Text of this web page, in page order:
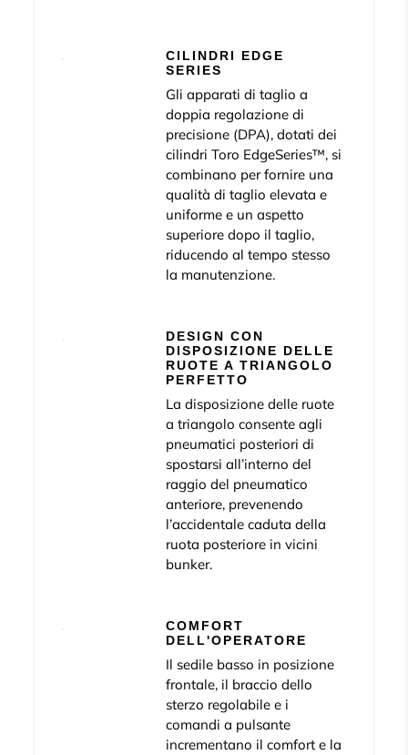
CILINDRI EDGE
SERIES
Gli apparati di taglio a
doppia regolazione di
precisione (DPA), dotati dei
cilindri Toro EdgeSeries™, si
combinano per fornire una
qualità di taglio elevata e
uniforme e un aspetto
superiore dopo il taglio,
riducendo al tempo stesso
la manutenzione.
DESIGN CON
DISPOSIZIONE DELLE
RUOTE A TRIANGOLO
PERFETTO
La disposizione delle ruote
a triangolo consente agli
pneumatici posteriori di
spostarsi all’interno del
raggio del pneumatico
anteriore, prevenendo
l’accidentale caduta della
ruota posteriore in vicini
bunker.
COMFORT
DELL'OPERATORE
Il sedile basso in posizione
frontale, il braccio dello
sterzo regolabile e i
comandi a pulsante
incrementano il comfort e la